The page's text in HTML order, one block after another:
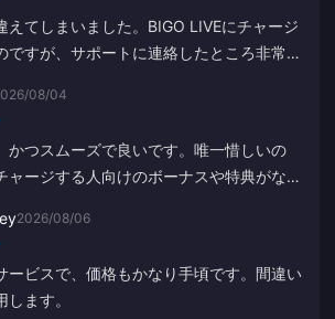
えてしまいました。BIGO LIVEにチャージ
ですが、サポートに連絡したところ非常に
に感謝します。
08/04
かつスムーズで良いです。唯一惜しいの
ャージする人向けのボーナスや特典がない
2026/08/06
ービスで、価格もかなり手頃です。間違い
ます。